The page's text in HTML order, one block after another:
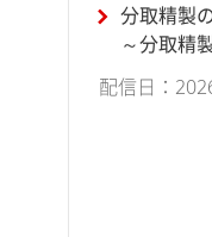
分取精製
～分取精
る実践ア
配信日：